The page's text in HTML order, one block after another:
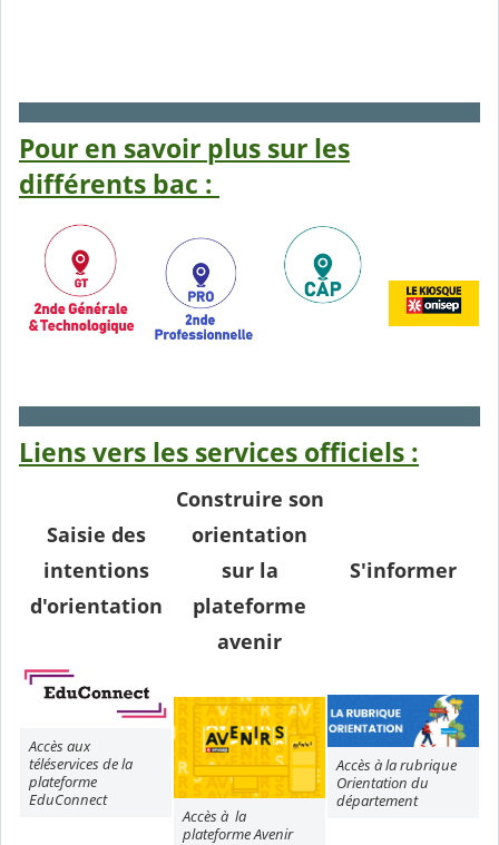
Pour en savoir plus sur les
différents bac :
Liens vers les services officiels :
Saisie des
intentions
d'orientation
Construire son
orientation
sur la
plateforme
avenir
S'informer
Accès aux
téléservices de la
plateforme
EduConnect
Accès à la
plateforme Avenir
Accès à la rubrique
Orientation du
département